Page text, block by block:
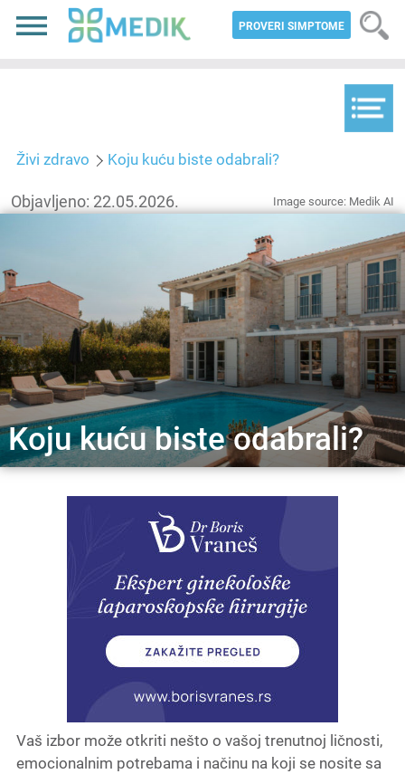
PROVERI SIMPTOME
Živi zdravo Koju kuću biste odabrali?
Objavljeno: 22.05.2026. Image source: Medik AI
Koju kuću biste odabrali?
Vaš izbor može otkriti nešto o vašoj trenutnoj ličnosti,
emocionalnim potrebama i načinu na koji se nosite sa